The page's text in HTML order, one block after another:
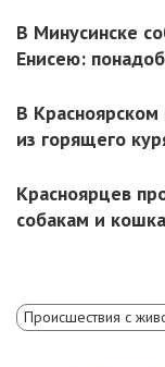
В Минусинске
Енисею:
В
из горящего
Красноярцев
собакам и
Происшествия с